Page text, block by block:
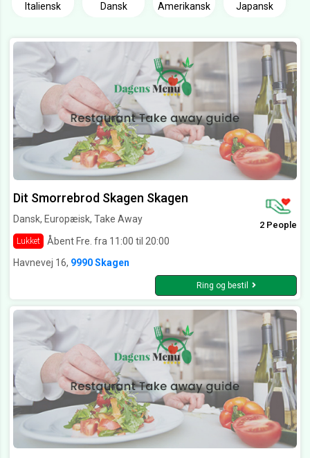
Italiensk Dansk Amerikansk Japansk
Dit Smorrebrod Skagen Skagen
Dansk, Europæisk, Take Away
Lukket Åbent Fre. fra 11:00 til 20:00
2 People
Havnevej 16, 9990 Skagen
Ring og bestil